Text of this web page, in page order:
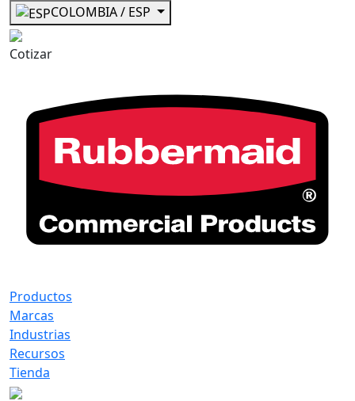
COLOMBIA / ESP
Cotizar
Productos
Marcas
Industrias
Recursos
Tienda